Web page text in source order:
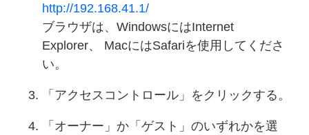
http://192.168.41.1/
ブラウザは、WindowsにはInternet
Explorer、 MacにはSafariを使用してくださ
い。
「アクセスコントロール」をクリックする。
「オーナー」か「ゲスト」のいずれかを選